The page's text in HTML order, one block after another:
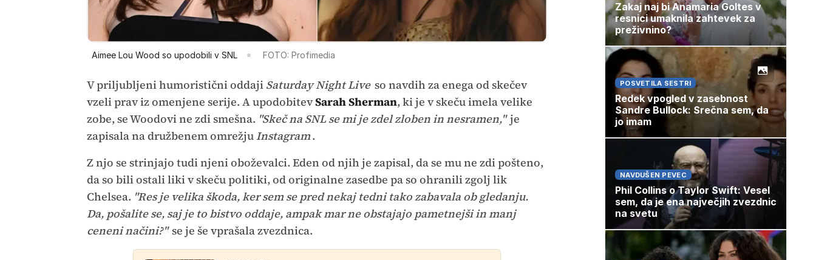
Aimee Lou Wood so upodobili v SNL FOTO: Profimedia
V priljubljeni humoristični oddaji Saturday Night Live so navdih za enega od skečev
vzeli prav iz omenjene serije. A upodobitevSarah Sherman, ki je v skeču imela velike
zobe, se Woodovi ne zdi smešna. "Skeč na SNL se mi je zdel zloben in nesramen,"je
zapisala na družbenem omrežjuInstagram.
Z njo se strinjajo tudi njeni oboževalci. Eden od njih je zapisal, da se mu ne zdi pošteno,
da so bili ostali liki v skeču politiki, od originalne zasedbe pa so ohranili zgolj lik
Chelsea. "Res je velika škoda, ker sem se pred nekaj tedni tako zabavala ob gledanju.
Da, pošalite se, saj je to bistvo oddaje, ampak mar ne obstajajo pametnejši in manj
ceneni načini?"se je še vprašala zvezdnica.
Zakaj naj bi Anamaria Goltes v
resnici umaknila zahtevek za
preživnino?
POSVETILA SESTRI
Redek vpogled v zasebnost
Sandre Bullock: Srečna sem, da
jo imam
NAVDUŠEN PEVEC
Phil Collins o Taylor Swift: Vesel
sem, da je ena največjih zvezdnic
na svetu